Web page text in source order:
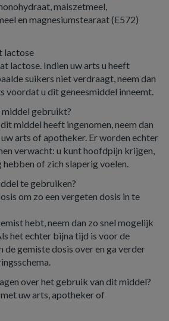
maiszetmeel,
en magnesiumstearaat (E572)
lactose
lactose. Indien uw arts u heeft
suikers niet verdraagt, neem dan
voordat u dit geneesmiddel inneemt.
middel gebruikt?
middel heeft ingenomen, neem dan
arts of apotheker. Er worden echter
verwacht: u kunt hoofdpijn krijgen,
hebben of zich slaperig voelen.
te gebruiken?
om zo een vergeten dosis in te
hebt, neem dan zo snel mogelijk
het echter bijna tijd is voor de
de gemiste dosis over en ga verder
over het gebruik van dit middel?
uw arts, apotheker of